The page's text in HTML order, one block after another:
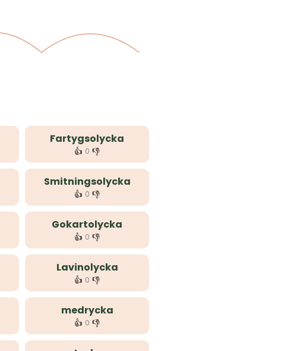
Fartygsolycka
👍 0 👎
Smitningsolycka
👍 0 👎
Gokartolycka
👍 0 👎
Lavinolycka
👍 0 👎
medrycka
👍 0 👎